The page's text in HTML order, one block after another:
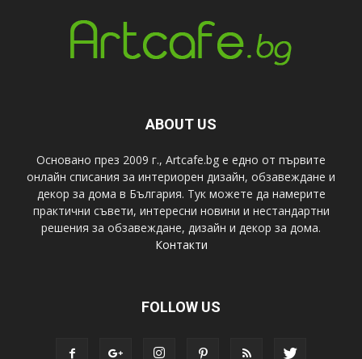
ABOUT US
Основано през 2009 г., Artcafe.bg е едно от първите
онлайн списания за интериорен дизайн, обзавеждане и
декор за дома в България. Тук можете да намерите
практични съвети, интересни новини и нестандартни
решения за обзавеждане, дизайн и декор за дома.
Контакти
FOLLOW US